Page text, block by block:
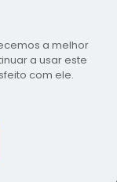
da
- PE
Digital
a melhor
a usar este
com ele.